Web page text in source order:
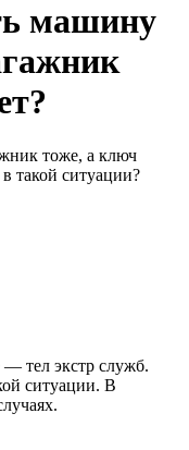
машину
тоже, а ключ
такой ситуации?
— тел экстр служб.
ситуации. В